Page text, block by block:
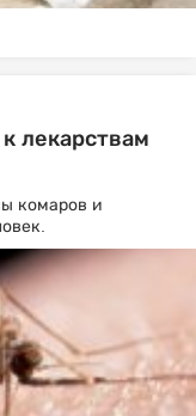
лекарствам
комаров и